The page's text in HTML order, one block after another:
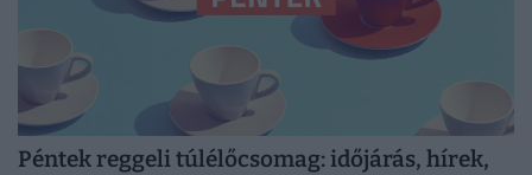
Péntek reggeli túlélőcsomag: időjárás, hírek,